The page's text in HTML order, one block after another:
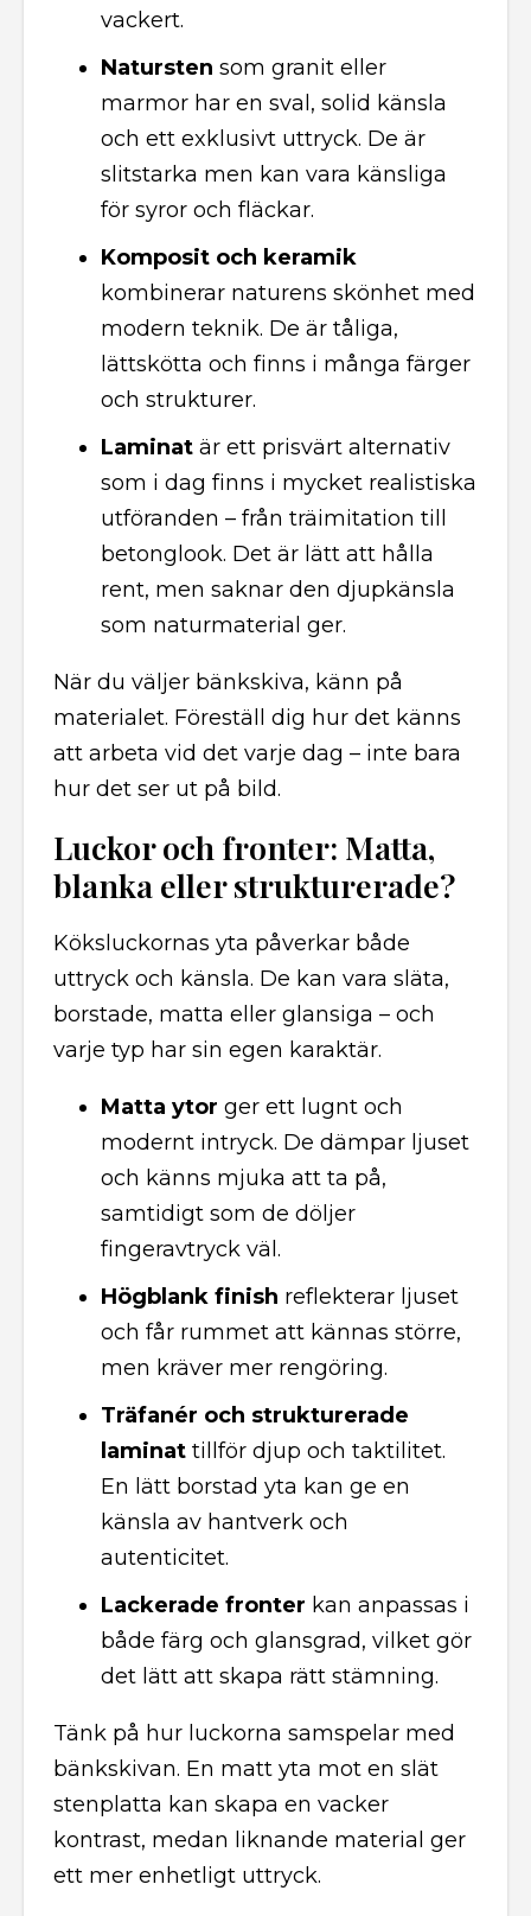
vackert.
Natursten som granit eller
marmor har en sval, solid känsla
och ett exklusivt uttryck. De är
slitstarka men kan vara känsliga
för syror och fläckar.
Komposit och keramik
kombinerar naturens skönhet med
modern teknik. De är tåliga,
lättskötta och finns i många färger
och strukturer.
Laminat är ett prisvärt alternativ
som i dag finns i mycket realistiska
utföranden – från träimitation till
betonglook. Det är lätt att hålla
rent, men saknar den djupkänsla
som naturmaterial ger.
När du väljer bänkskiva, känn på
materialet. Föreställ dig hur det känns
att arbeta vid det varje dag – inte bara
hur det ser ut på bild.
Luckor och fronter: Matta,
blanka eller strukturerade?
Köksluckornas yta påverkar både
uttryck och känsla. De kan vara släta,
borstade, matta eller glansiga – och
varje typ har sin egen karaktär.
Matta ytor ger ett lugnt och
modernt intryck. De dämpar ljuset
och känns mjuka att ta på,
samtidigt som de döljer
fingeravtryck väl.
Högblank finish reflekterar ljuset
och får rummet att kännas större,
men kräver mer rengöring.
Träfanér och strukturerade
laminat tillför djup och taktilitet.
En lätt borstad yta kan ge en
känsla av hantverk och
autenticitet.
Lackerade fronter kan anpassas i
både färg och glansgrad, vilket gör
det lätt att skapa rätt stämning.
Tänk på hur luckorna samspelar med
bänkskivan. En matt yta mot en slät
stenplatta kan skapa en vacker
kontrast, medan liknande material ger
ett mer enhetligt uttryck.